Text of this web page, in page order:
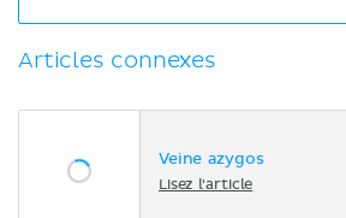
Articles connexes
Veine azygos
Lisez l'article